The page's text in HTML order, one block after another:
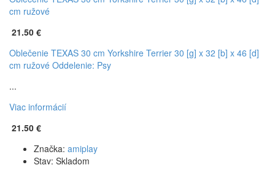
cm ružové
21.50 €
Oblečenie TEXAS 30 cm Yorkshire Terrier 30 [g] x 32 [b] x 46 [d]
cm ružové Oddelenie: Psy
...
Viac informácií
21.50 €
Značka: amiplay
Stav: Skladom